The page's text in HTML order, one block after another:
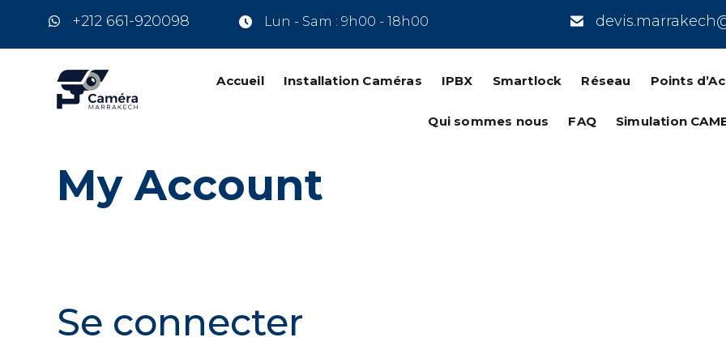
+212 661-920098 Lun - Sam : 9h00 - 18h00
Accueil Installation Caméras IPBX Smartlock Réseau Points
Qui sommes nous FAQ Simulation
My Account
Se connecter